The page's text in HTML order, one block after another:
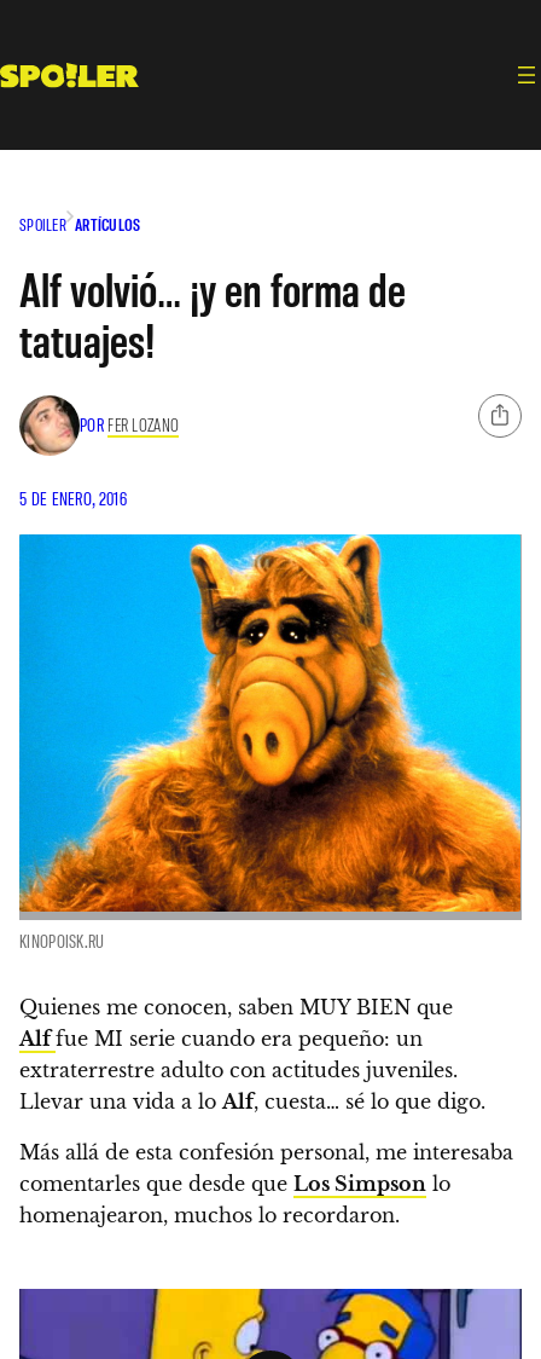
contenido
SPOILER ARTÍCULOS
Alf volvió… ¡y en forma de
tatuajes!
POR FER LOZANO
5 DE ENERO, 2016
KINOPOISK.RU
Quienes me conocen, saben MUY BIEN que
Alffue MI serie cuando era pequeño: un
extraterrestre adulto con actitudes juveniles.
Llevar una vida a lo Alf, cuesta… sé lo que digo.
Más allá de esta confesión personal, me interesaba
comentarles que desde que Los Simpson lo
homenajearon, muchos lo recordaron.